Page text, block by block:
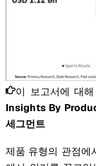
이 보고서에 대
Insights By
세그먼트
제품 유형의 관점에